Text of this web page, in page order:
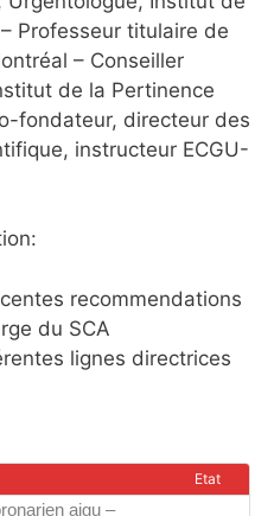
Professeur titulaire de
– Conseiller
de la Pertinence
fondateur, directeur des
instructeur ECGU-
recommendations
du SCA
lignes directrices
Etat
aigu –